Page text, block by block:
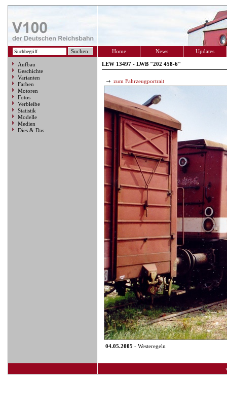
Home News Updates
Aufbau
Geschichte
Varianten
Farben
Motoren
Fotos
Verbleibe
Statistik
Modelle
Medien
Dies & Das
LEW 13497 - LWB "202 458-6"
zum Fahrzeugportrait
04.05.2005 - Westeregeln